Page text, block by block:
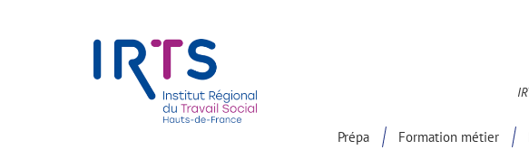
Prépa Formation métier